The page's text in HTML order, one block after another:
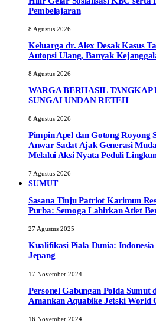
Pembelajaran
8 Agustus 2026
Keluarga dr. Alex Desak Kasus
Autopsi Ulang, Banyak
8 Agustus 2026
WARGA BERHASIL TANGKAP
SUNGAI UNDAN RETEH
8 Agustus 2026
Pimpin Apel dan Gotong Royong
Anwar Sadat Ajak Generasi
Melalui Aksi Nyata Peduli
7 Agustus 2026
SUMUT
Sasana Tinju Patriot Karimun
Purba: Semoga Lahirkan Atlet
27 Agustus 2025
Kualifikasi Piala Dunia:
Jepang
17 November 2024
Personel Gabungan Polda Sumut
Amankan Aquabike Jetski World
16 November 2024